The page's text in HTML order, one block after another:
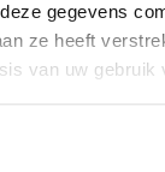
gegevens
ze heeft
van uw gebruik